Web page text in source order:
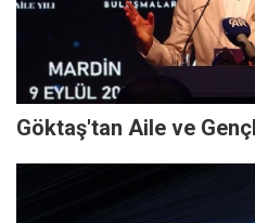
Göktaş'tan Aile ve